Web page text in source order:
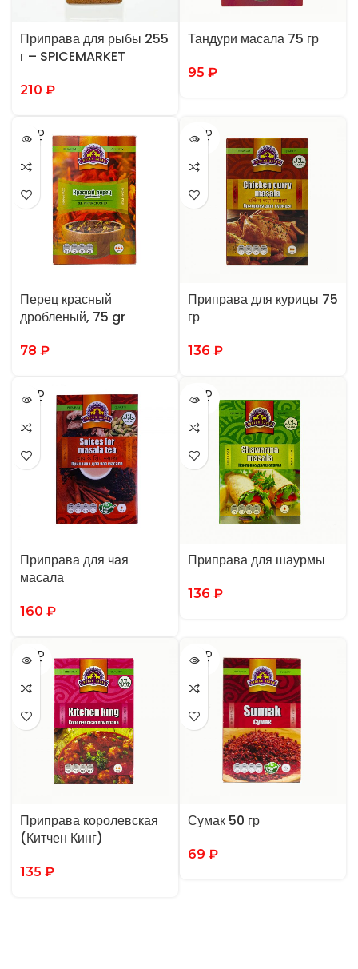
Приправа для рыбы 255
г – SPICEMARKET
210 ₽
Тандури масала 75 гр
95 ₽
SOLD
OUT
Перец красный
дробленый, 75 gr
78 ₽
SOLD
OUT
Приправа для курицы 75
гр
136 ₽
SOLD
OUT
Приправа для чая
масала
160 ₽
SOLD
OUT
Приправа для шаурмы
136 ₽
SOLD
OUT
Приправа королевская
(Китчен Кинг)
135 ₽
SOLD
OUT
Сумак 50 гр
69 ₽